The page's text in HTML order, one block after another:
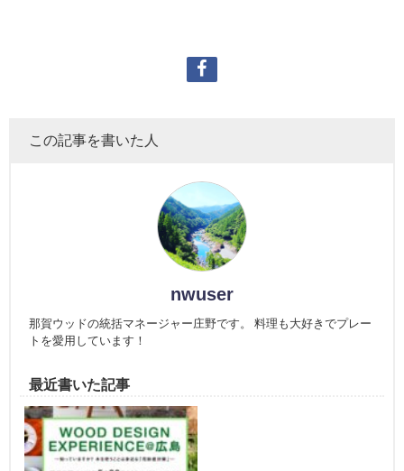
この記事を書いた人
nwuser
那賀ウッドの統括マネージャー庄野です。 料理も大好きでプレー
トを愛用しています！
最近書いた記事